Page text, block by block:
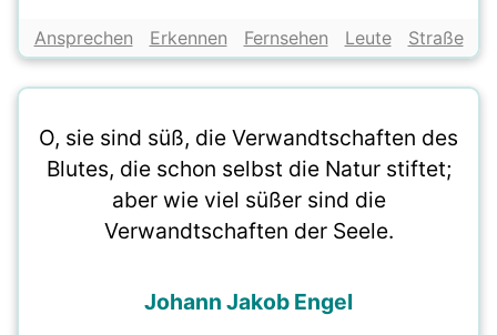
Ansprechen Erkennen Fernsehen Leute Straße
O, sie sind süß, die Verwandtschaften des
Blutes, die schon selbst die Natur stiftet;
aber wie viel süßer sind die
Verwandtschaften der Seele.
Johann Jakob Engel